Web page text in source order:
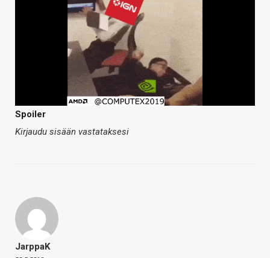
Spoiler
Kirjaudu sisään vastataksesi
JarppaK